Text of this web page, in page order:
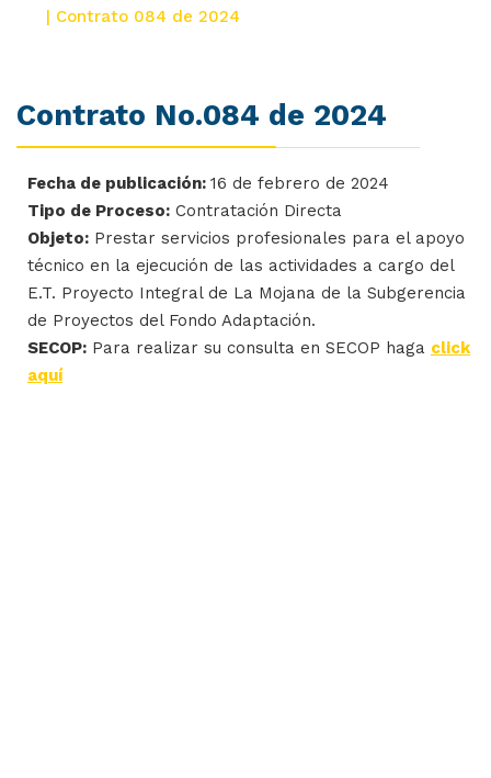
| Contrato 084 de 2024
Contrato No.084 de 2024
Fecha de publicación: 16 de febrero de 2024
Tipo de Proceso: Contratación Directa
Objeto: Prestar servicios profesionales para el apoyo
técnico en la ejecución de las actividades a cargo del
E.T. Proyecto Integral de La Mojana de la Subgerencia
de Proyectos del Fondo Adaptación.
SECOP: Para realizar su consulta en SECOP haga click
aquí